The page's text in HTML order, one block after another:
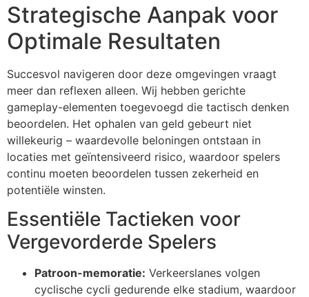
Strategische Aanpak voor
Optimale Resultaten
Succesvol navigeren door deze omgevingen vraagt
meer dan reflexen alleen. Wij hebben gerichte
gameplay-elementen toegevoegd die tactisch denken
beoordelen. Het ophalen van geld gebeurt niet
willekeurig – waardevolle beloningen ontstaan in
locaties met geïntensiveerd risico, waardoor spelers
continu moeten beoordelen tussen zekerheid en
potentiële winsten.
Essentiële Tactieken voor
Vergevorderde Spelers
Patroon-memoratie: Verkeerslanes volgen
cyclische cycli gedurende elke stadium, waardoor